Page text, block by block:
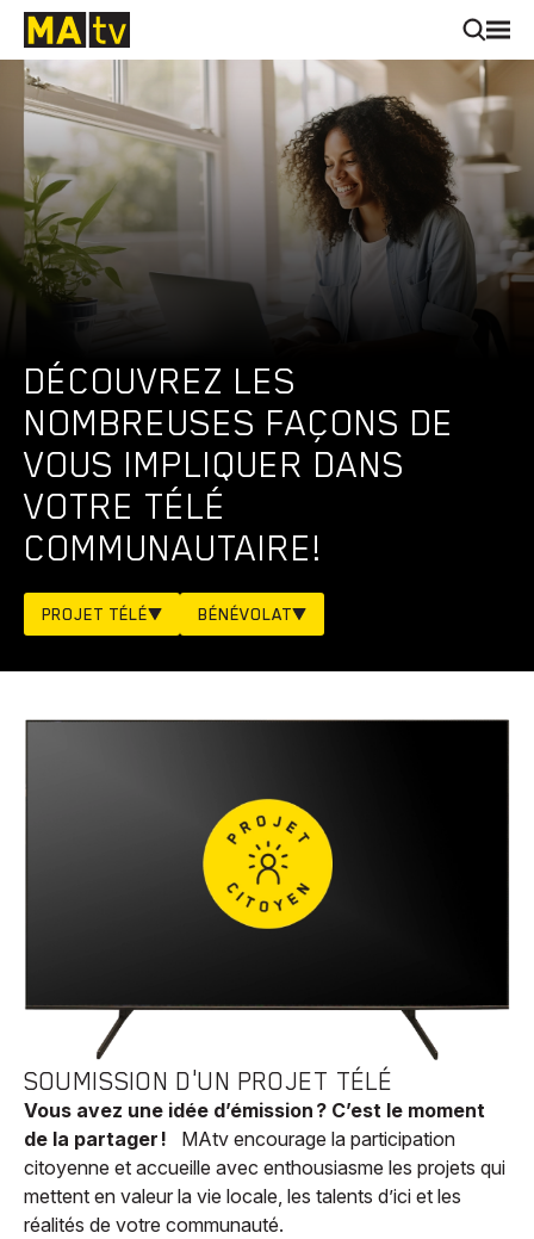
DÉCOUVREZ LES
NOMBREUSES FAÇONS DE
VOUS IMPLIQUER DANS
VOTRE TÉLÉ
COMMUNAUTAIRE!
PROJET TÉLÉ BÉNÉVOLAT
SOUMISSION D'UN PROJET TÉLÉ
Vous avez une idée d’émission ? C’est le moment
de la partager !
MAtv encourage la participation
citoyenne et accueille avec enthousiasme les projets qui
mettent en valeur la vie locale, les talents d’ici et les
réalités de votre communauté.